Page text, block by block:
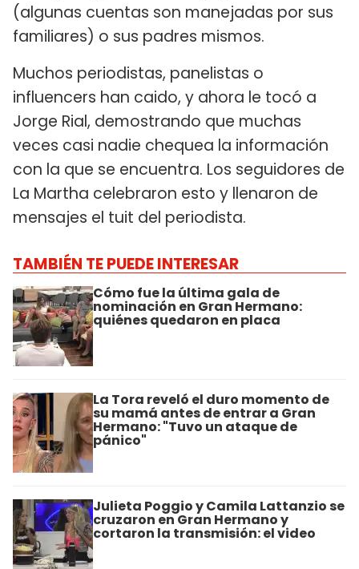
(algunas cuentas son manejadas por sus
familiares) o sus padres mismos.
Muchos periodistas, panelistas o
influencers han caido, y ahora le tocó a
Jorge Rial, demostrando que muchas
veces casi nadie chequea la información
con la que se encuentra. Los seguidores de
La Martha celebraron esto y llenaron de
mensajes el tuit del periodista.
TAMBIÉN TE PUEDE INTERESAR
Cómo fue la última gala de
nominación en Gran Hermano:
quiénes quedaron en placa
La Tora reveló el duro momento de
su mamá antes de entrar a Gran
Hermano: "Tuvo un ataque de
pánico"
Julieta Poggio y Camila Lattanzio se
cruzaron en Gran Hermano y
cortaron la transmisión: el video